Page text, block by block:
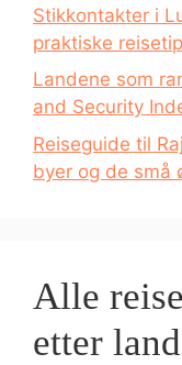
Stikkontakter i
praktiske
Landene som
and Security
Reiseguide til
byer og de små
Alle
etter land